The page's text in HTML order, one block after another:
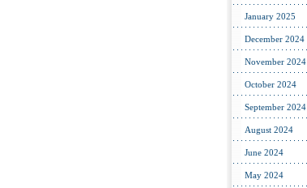
January 2025
December 2024
November 2024
October 2024
September 2024
August 2024
June 2024
May 2024